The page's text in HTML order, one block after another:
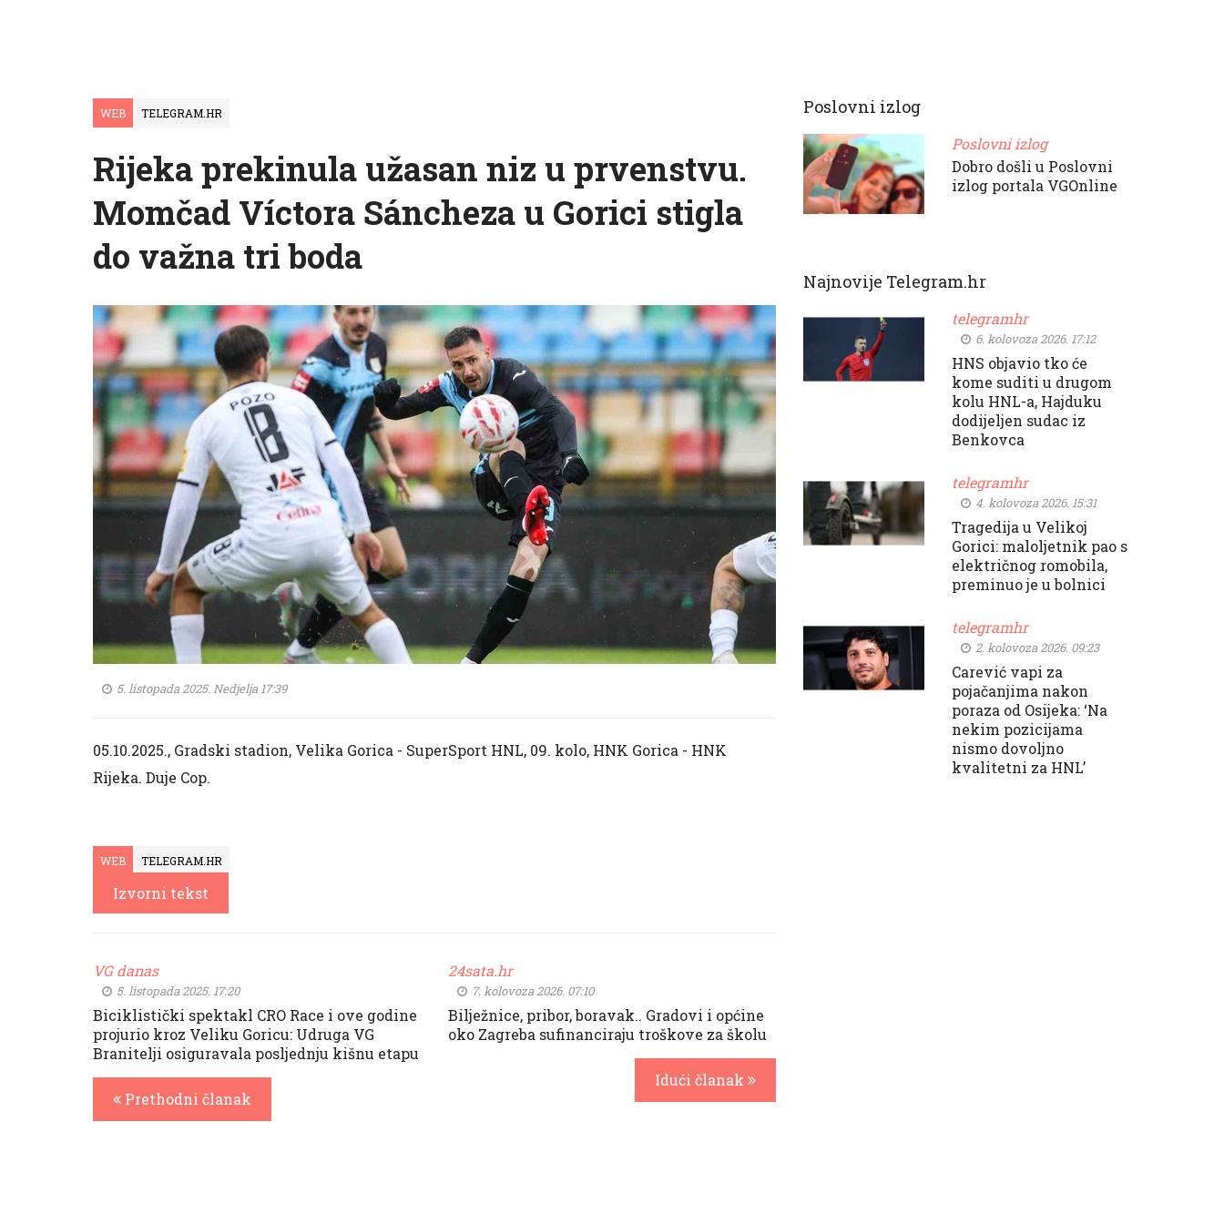
WEB TELEGRAM.HR
Rijeka prekinula užasan niz u prvenstvu.
Momčad Víctora Sáncheza u Gorici stigla
do važna tri boda
5. listopada 2025. Nedjelja 17:39
05.10.2025., Gradski stadion, Velika Gorica - SuperSport HNL, 09. kolo, HNK Gorica - HNK
Rijeka. Duje Cop.
WEB TELEGRAM.HR
Izvorni tekst
VG danas
5. listopada 2025. 17:20
Biciklistički spektakl CRO Race i ove godine
projurio kroz Veliku Goricu: Udruga VG
Branitelji osiguravala posljednju kišnu etapu
Prethodni članak
24sata.hr
7. kolovoza 2026. 07:10
Bilježnice, pribor, boravak.. Gradovi i općine
oko Zagreba sufinanciraju troškove za školu
Idući članak
Poslovni izlog
Poslovni izlog
Dobro došli u Poslovni
izlog portala VGOnline
Najnovije Telegram.hr
telegramhr
6. kolovoza 2026. 17:12
HNS objavio tko će
kome suditi u drugom
kolu HNL-a, Hajduku
dodijeljen sudac iz
Benkovca
telegramhr
4. kolovoza 2026. 15:31
Tragedija u Velikoj
Gorici: maloljetnik pao s
električnog romobila,
preminuo je u bolnici
telegramhr
2. kolovoza 2026. 09:23
Carević vapi za
pojačanjima nakon
poraza od Osijeka: ‘Na
nekim pozicijama
nismo dovoljno
kvalitetni za HNL’